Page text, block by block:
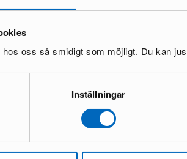
oss så smidigt som möjligt. Du kan
Inställningar
Ginger 32C seinävalaisin